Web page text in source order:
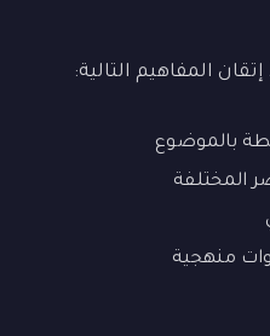
المفاهيم التالية:
بالموضوع
المختلفة
منهجية